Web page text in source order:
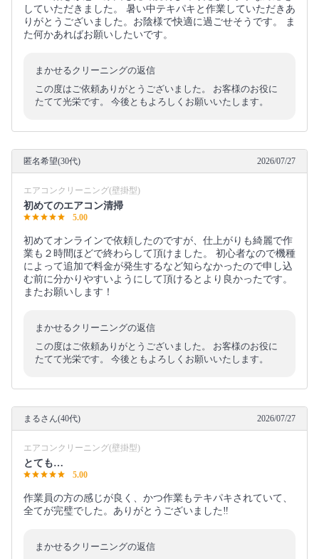
していただきました。 暑い中テキパキと作業していただきあ
りがとうございました。お陰様で快適に過ごせそうです。 ま
た何かあればお願いしたいです。
まかせるクリーニングの返信
この度はご依頼ありがとうございました。 お客様のお役に
たてて光栄です。 今後ともよろしくお願いいたします。
匿名希望(30代) 2026/07/27
エアコンクリーニング(壁掛型)
初めてのエアコン清掃
5.00
初めてオンラインで依頼したのですが、仕上がりも綺麗で作
業も２時間ほどで終わらして頂けました。 初心者なので機種
によって追加で料金が発生するなど知らなかったので申し込
む前に分かりやすいようにして頂けるとより良かったです。
またお願いします！
まかせるクリーニングの返信
この度はご依頼ありがとうございました。 お客様のお役に
たてて光栄です。 今後ともよろしくお願いいたします。
まるさん(40代) 2026/07/27
エアコンクリーニング(壁掛型)
とても…
5.00
作業員の方の感じが良く、かつ作業もテキパキされていて、
全てが完璧でした。ありがとうございました‼️
まかせるクリーニングの返信